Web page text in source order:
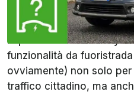
Città o gite fuori porta?
è necessario scegliere.
imparentato con la
funzionalità da
ovviamente) non solo
traffico cittadino, ma